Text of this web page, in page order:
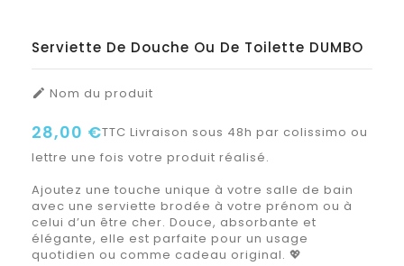
Serviette De Douche Ou De Toilette DUMBO
 Nom du produit
28,00 €TTC Livraison sous 48h par colissimo ou
lettre une fois votre produit réalisé.
Ajoutez une touche unique à votre salle de bain
avec une serviette brodée à votre prénom ou à
celui d’un être cher. Douce, absorbante et
élégante, elle est parfaite pour un usage
quotidien ou comme cadeau original. 💖